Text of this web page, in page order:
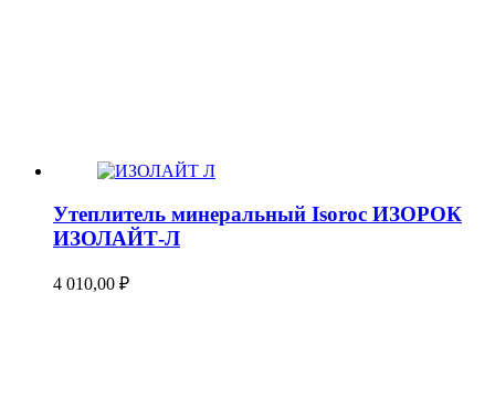
Утеплитель минеральный Isoroc ИЗОРОК
ИЗОЛАЙТ-Л
4 010,00 ₽